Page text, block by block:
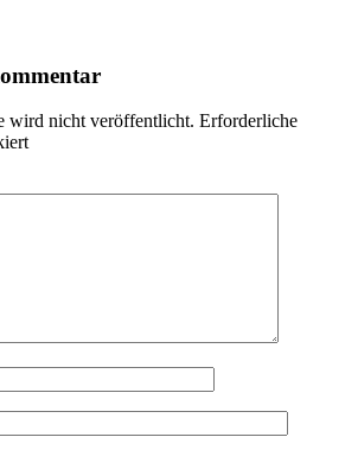
wird nicht veröffentlicht. Erforderliche